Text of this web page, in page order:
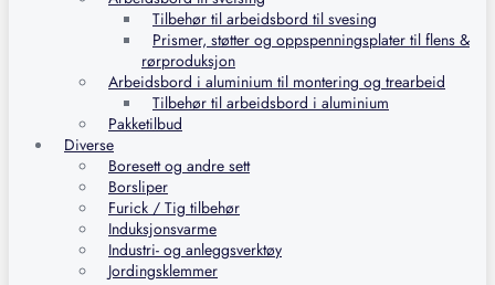
Tilbehør til arbeidsbord til svesing
Prismer, støtter og oppspenningsplater til flens &
rørproduksjon
Arbeidsbord i aluminium til montering og trearbeid
Tilbehør til arbeidsbord i aluminium
Pakketilbud
Diverse
Boresett og andre sett
Borsliper
Furick / Tig tilbehør
Induksjonsvarme
Industri- og anleggsverktøy
Jordingsklemmer